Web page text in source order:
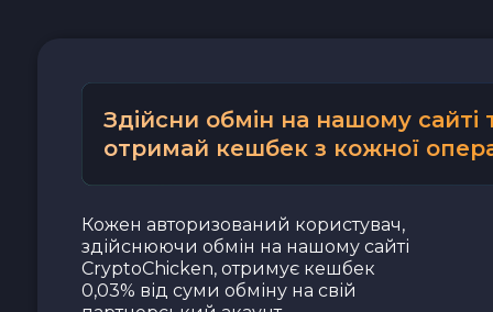
Здійсни обмін на нашому сайті
отримай кешбек з кожної
Кожен авторизований користувач,
здійснюючи обмін на нашому сайті
CryptoChicken, отримує кешбек
0,03% від суми обміну на свій